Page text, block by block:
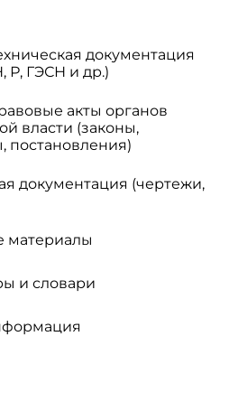
документация
Р, ГЭСН и др.)
акты органов
власти (законы,
постановления)
документация (чертежи,
материалы
и словари